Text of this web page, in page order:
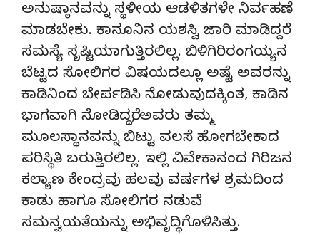
ಅನುಷ್ಠಾನವನ್ನು ಸ್ಥಳೀಯ ಆಡಳಿತಗಳೇ ನಿರ್ವಹಣೆ
ಮಾಡಬೇಕು. ಕಾನೂನಿನ ಯಶಸ್ವಿ ಜಾರಿ ಮಾಡಿದ್ದರೆ
ಸಮಸ್ಯೆ ಸೃಷ್ಟಿಯಾಗುತ್ತಿರಲಿಲ್ಲ. ಬಿಳಿಗಿರಿರಂಗಯ್ಯನ
ಬೆಟ್ಟದ ಸೋಲಿಗರ ವಿಷಯದಲ್ಲೂ ಅಷ್ಟೆ ಅವರನ್ನು
ಕಾಡಿನಿಂದ ಬೇರ್ಪಡಿಸಿ ನೋಡುವುದಕ್ಕಿಂತ, ಕಾಡಿನ
ಭಾಗವಾಗಿ ನೋಡಿದ್ದರೆ, ಅವರು ತಮ್ಮ
ಮೂಲಸ್ಥಾನವನ್ನು ಬಿಟ್ಟು ವಲಸೆ ಹೋಗಬೇಕಾದ
ಪರಿಸ್ಥಿತಿ ಬರುತ್ತಿರಲಿಲ್ಲ. ಇಲ್ಲಿ ವಿವೇಕಾನಂದ ಗಿರಿಜನ
ಕಲ್ಯಾಣ ಕೇಂದ್ರವು ಹಲವು ವರ್ಷಗಳ ಶ್ರಮದಿಂದ
ಕಾಡು ಹಾಗೂ ಸೋಲಿಗರ ನಡುವೆ
ಸಮನ್ವಯತೆಯನ್ನು ಅಭಿವೃದ್ಧಿಗೊಳಿಸಿತ್ತು.